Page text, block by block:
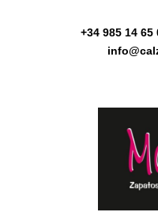
+34 985 14 65